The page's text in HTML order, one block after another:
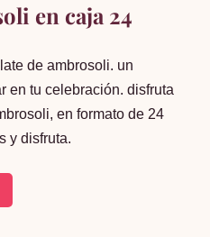
en caja 24
de ambrosoli. un
en tu celebración. disfruta
en formato de 24
y disfruta.